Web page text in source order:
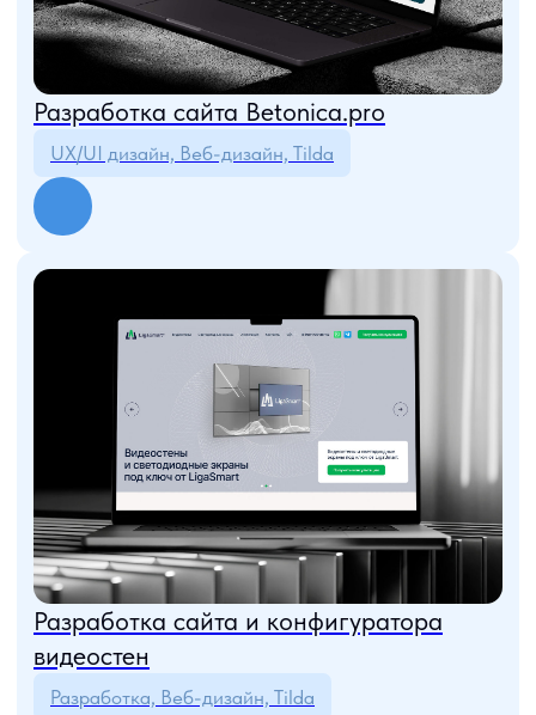
ОТКРЫТОСТЬ
Мы всегда открыты для любого общения с любой
заинтересованной стороной. Готовы консультировать
и обучать. Признавать свои ошибки и учиться на них.
задач у каждого участника проекта, развивая личную
ответственность.
03
ОТЗЫВЫ КЛИЕНТОВ
Вот что сами клиенты рассказывают о работе с нами
А. КРУГЛЯНКИН
Я доволен. Заказал сайт для нашего музея-театра
солнечный дизайн, всё креативно и в назначенные сроки.
Очень рад, что познакомился с ТитанСофт и надеюсь
наша дружба продолжится.
Руководитель музея-театра «Барабанный Дом»